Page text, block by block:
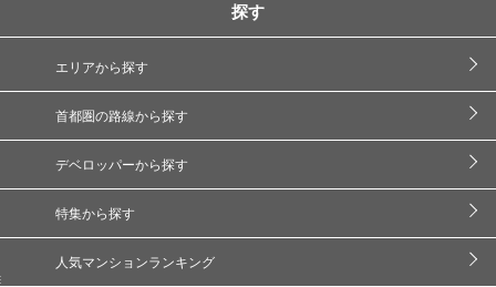
探す
エリアから探す
首都圏の路線から探す
デベロッパーから探す
特集から探す
人気マンションランキング